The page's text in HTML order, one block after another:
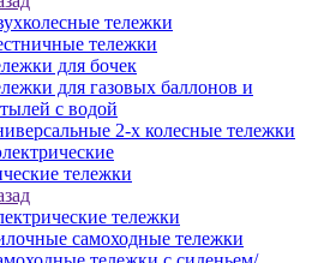
тележки
тележки
для бочек
для газовых баллонов и
с водой
2-х колесные тележки
тележки
тележки
самоходные тележки